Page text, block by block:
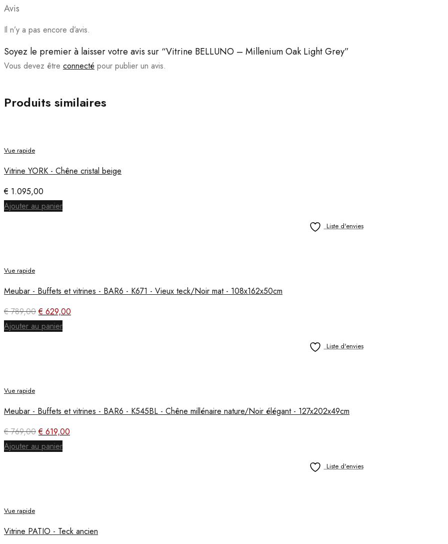
Avis
Il n’y a pas encore d’avis.
Soyez le premier à laisser votre avis sur “Vitrine BELLUNO – Millenium Oak Light Grey”
Vous devez être connecté pour publier un avis.
Produits similaires
Vue rapide
Vitrine YORK - Chêne cristal beige
€ 1.095,00
Ajouter au panier
Liste d'envies
Vue rapide
Meubar - Buffets et vitrines - BAR6 - K671 - Vieux teck/Noir mat - 108x162x50cm
€789,00Le
prix
initial
€ 629,00
Ajouter au panier
Liste d'envies
Vue rapide
Meubar - Buffets et vitrines - BAR6 - K545BL - Chêne millénaire nature/Noir élégant - 127x202x49cm
€769,00Le
prix
initial
€ 619,00
Ajouter au panier
Liste d'envies
Vue rapide
Vitrine PATIO - Teck ancien